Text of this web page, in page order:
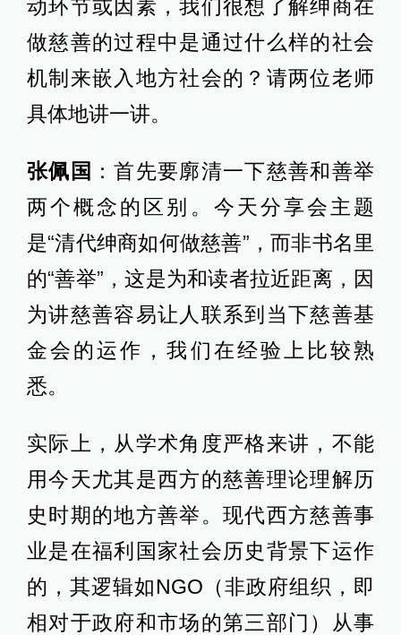
动环节或因素，我们很想了解绅商在
做慈善的过程中是通过什么样的社会
机制来嵌入地方社会的？请两位老师
具体地讲一讲。
张佩国 ：首先要廓清一下慈善和善举
两个概念的区别。今天分享会主题
是“清代绅商如何做慈善”，而非书名里
的“善举”，这是为和读者拉近距离，因
为讲慈善容易让人联系到当下慈善基
金会的运作，我们在经验上比较熟
悉。
实际上，从学术角度严格来讲，不能
用今天尤其是西方的慈善理论理解历
史时期的地方善举。现代西方慈善事
业是在福利国家社会历史背景下运作
的，其逻辑如NGO（非政府组织，即
相对于政府和市场的第三部门）从事